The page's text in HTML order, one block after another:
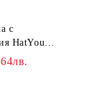
с
HatYou